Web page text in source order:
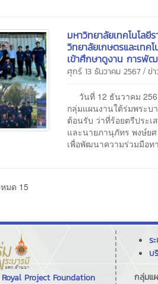
มหาวิทยาลัยเทคโนโล
วิทยาลัยเกษตรและเทค
เข้าศึกษาดูงาน การพัฒ
ศุกร์ 13 ธันวาคม 2567 /ข่
วันที่ 12 ธันวาคม
กลุ่มแผนงานใต้ร่มพระบ
ต้อนรับ ว่าที่ร้อยตรีประเ
และนายภานุภัทร พงษ์ย
เพื่อพัฒนาความร่วมมือท
มด 15
Project Foundation
ร
บ
กลุ่มแ